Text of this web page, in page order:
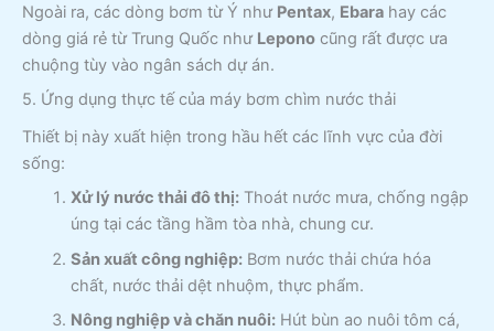
Ngoài ra, các dòng bơm từ Ý như Pentax, Ebara hay các
dòng giá rẻ từ Trung Quốc như Lepono cũng rất được ưa
chuộng tùy vào ngân sách dự án.
5. Ứng dụng thực tế của máy bơm chìm nước thải
Thiết bị này xuất hiện trong hầu hết các lĩnh vực của đời
sống:
Xử lý nước thải đô thị:Thoát nước mưa, chống ngập
úng tại các tầng hầm tòa nhà, chung cư.
Sản xuất công nghiệp:Bơm nước thải chứa hóa
chất, nước thải dệt nhuộm, thực phẩm.
Nông nghiệp và chăn nuôi:Hút bùn ao nuôi tôm cá,